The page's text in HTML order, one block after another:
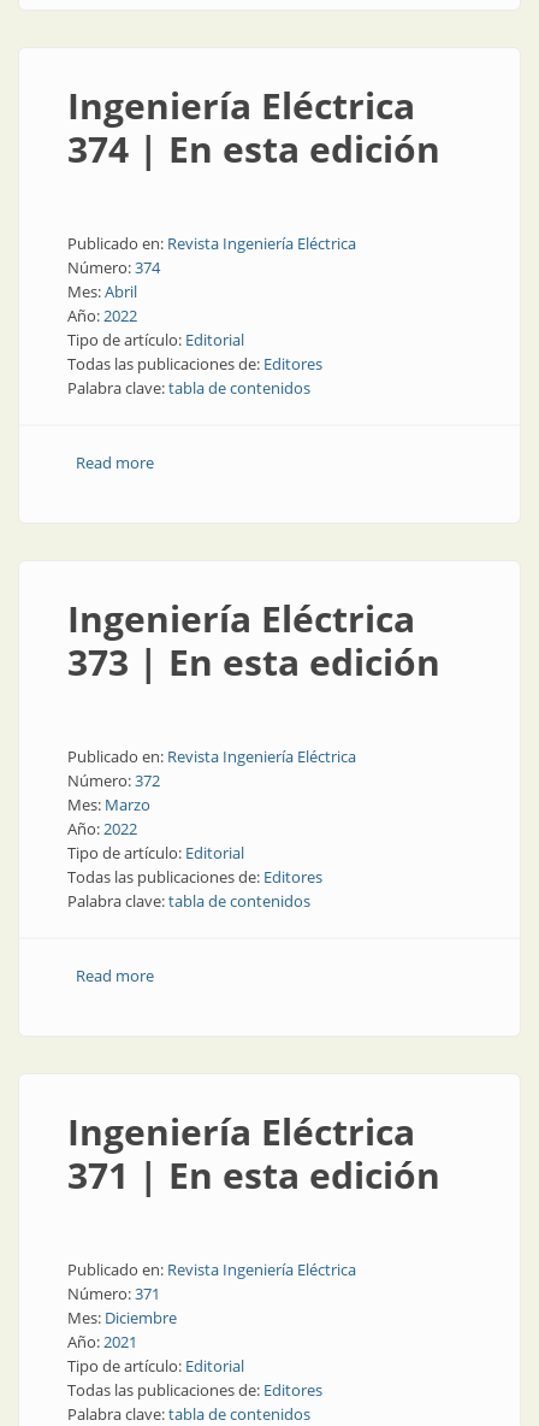
Ingeniería Eléctrica
374 | En esta edición
Publicado en: Revista Ingeniería Eléctrica
Número:374
Mes:Abril
Año:2022
Tipo de artículo: Editorial
Todas las publicaciones de: Editores
Palabra clave:tabla de contenidos
Read moreabout Ingeniería Eléctrica 374 | En esta edición
Ingeniería Eléctrica
373 | En esta edición
Publicado en: Revista Ingeniería Eléctrica
Número:372
Mes: Marzo
Año:2022
Tipo de artículo: Editorial
Todas las publicaciones de: Editores
Palabra clave:tabla de contenidos
Read moreabout Ingeniería Eléctrica 373 | En esta edición
Ingeniería Eléctrica
371 | En esta edición
Publicado en: Revista Ingeniería Eléctrica
Número:371
Mes: Diciembre
Año:2021
Tipo de artículo: Editorial
Todas las publicaciones de: Editores
Palabra clave:tabla de contenidos